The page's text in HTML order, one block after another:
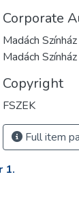
Corporate
Madách Színház
Madách Színház
Copyright
FSZEK
Full item
1.